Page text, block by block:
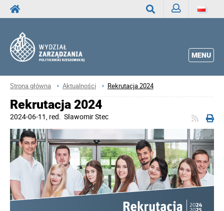
MENU
Strona główna Aktualności Rekrutacja 2024
Rekrutacja 2024
2024-06-11, red. Sławomir Stec